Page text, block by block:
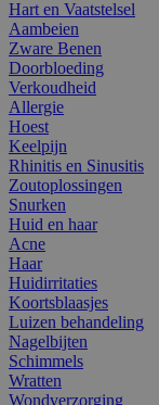
Hart en Vaatstelsel
Aambeien
Zware Benen
Doorbloeding
Verkoudheid
Allergie
Hoest
Keelpijn
Rhinitis en Sinusitis
Zoutoplossingen
Snurken
Huid en haar
Acne
Haar
Huidirritaties
Koortsblaasjes
Luizen behandeling
Nagelbijten
Schimmels
Wratten
Wondverzorging